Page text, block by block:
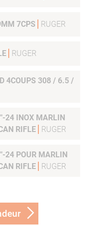
7CPS RUGER
RUGER
4COUPS 308 / 6.5 /
24 INOX MARLIN
RIFLE
RUGER
24 POUR MARLIN
RIFLE
RUGER